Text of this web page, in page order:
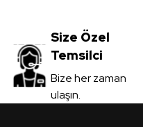
Size Özel
Temsilci
Bize her zaman
ulaşın.